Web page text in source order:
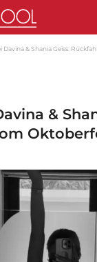
Davina & Shania Geiss:
&